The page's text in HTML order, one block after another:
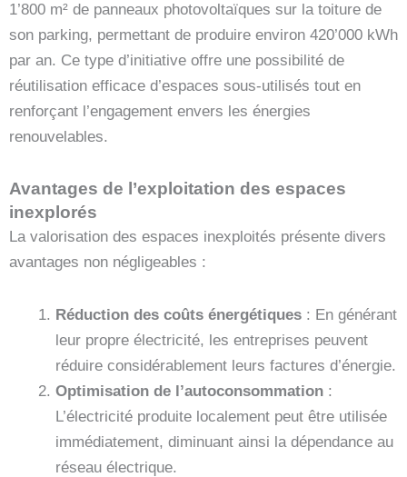
1’800 m² de panneaux photovoltaïques sur la toiture de
son parking, permettant de produire environ 420’000 kWh
par an. Ce type d’initiative offre une possibilité de
réutilisation efficace d’espaces sous-utilisés tout en
renforçant l’engagement envers les énergies
renouvelables.
Avantages de l’exploitation des espaces
inexplorés
La valorisation des espaces inexploités présente divers
avantages non négligeables :
Réduction des coûts énergétiques : En générant
leur propre électricité, les entreprises peuvent
réduire considérablement leurs factures d’énergie.
Optimisation de l’autoconsommation :
L’électricité produite localement peut être utilisée
immédiatement, diminuant ainsi la dépendance au
réseau électrique.